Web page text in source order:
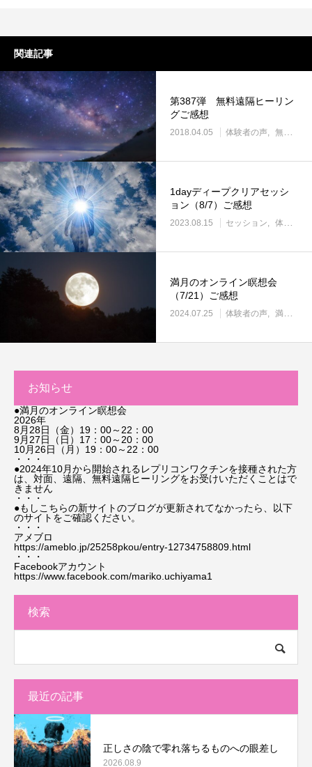
関連記事
第387弾 無料遠隔ヒーリン
グご感想
2018.04.05 体験者の声 無料遠隔ヒーリング
1dayディープクリアセッシ
ョン（8/7）ご感想
2023.08.15 セッション 体験者の声
満月のオンライン瞑想会
（7/21）ご感想
2024.07.25 体験者の声 満月の瞑想会
お知らせ
●満月のオンライン瞑想会
2026年
8月28日（金）19：00～22：00
9月27日（日）17：00～20：00
10月26日（月）19：00～22：00
・・・
●2024年10月から開始されるレプリコンワクチンを接種された方
は、対面、遠隔、無料遠隔ヒーリングをお受けいただくことはで
きません
・・・
●もしこちらの新サイトのブログが更新されてなかったら、以下
のサイトをご確認ください。
・・・
アメブロ
https://ameblo.jp/25258pkou/entry-12734758809.html
・・・
Facebookアカウント
https://www.facebook.com/mariko.uchiyama1
検索
最近の記事
正しさの陰で零れ落ちるものへの眼差し
2026.08.9